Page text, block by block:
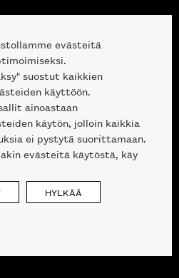
evästeitä
suostut kaikkien
käyttöön.
ainoastaan
käytön, jolloin kaikkia
ei pystytä suorittamaan.
evästeitä käytöstä, käy
HYLKÄÄ